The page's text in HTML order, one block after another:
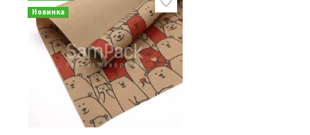
Новинка